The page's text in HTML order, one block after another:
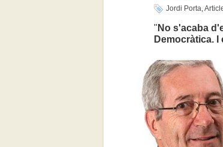
Jordi Porta,
" No s'acaba
Democràtica.